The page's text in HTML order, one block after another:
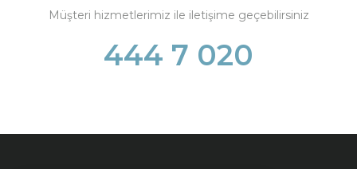
Müşteri hizmetlerimiz ile iletişime geçebilirsiniz
444 7 020